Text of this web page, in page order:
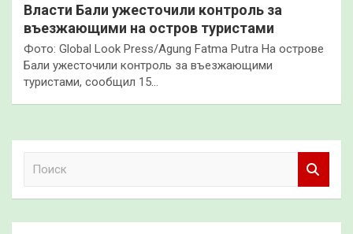
Власти Бали ужесточили контроль за
въезжающими на остров туристами
Фото: Global Look Press/Agung Fatma Putra На острове
Бали ужесточили контроль за въезжающими
туристами, сообщил 15…
к